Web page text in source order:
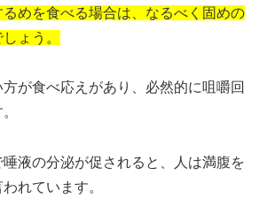
めを食べる場合は、なるべく固めの
ょう。
が食べ応えがあり、必然的に咀嚼回
液の分泌が促されると、人は満腹を
れています。